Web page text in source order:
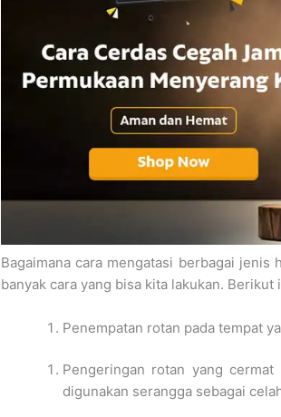
Bagaimana cara mengatasi berbagai
banyak cara yang bisa kita lakukan.
Penempatan rotan pada tempat
Pengeringan rotan yang
digunakan serangga sebagai